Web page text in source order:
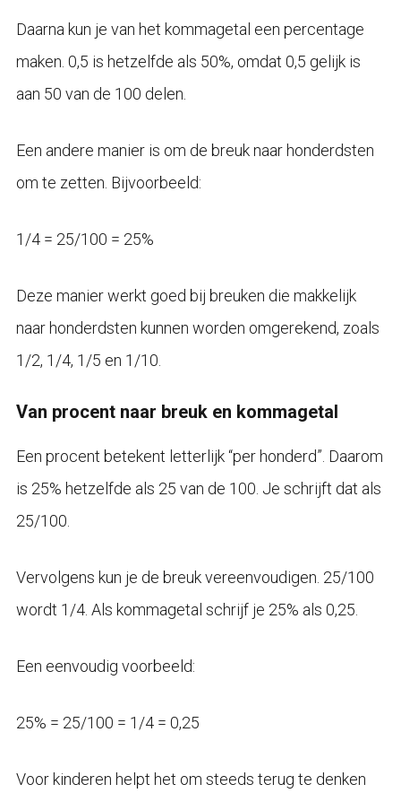
Daarna kun je van het kommagetal een percentage
maken. 0,5 is hetzelfde als 50%, omdat 0,5 gelijk is
aan 50 van de 100 delen.
Een andere manier is om de breuk naar honderdsten
om te zetten. Bijvoorbeeld:
1/4 = 25/100 = 25%
Deze manier werkt goed bij breuken die makkelijk
naar honderdsten kunnen worden omgerekend, zoals
1/2, 1/4, 1/5 en 1/10.
Van procent naar breuk en kommagetal
Een procent betekent letterlijk “per honderd”. Daarom
is 25% hetzelfde als 25 van de 100. Je schrijft dat als
25/100.
Vervolgens kun je de breuk vereenvoudigen. 25/100
wordt 1/4. Als kommagetal schrijf je 25% als 0,25.
Een eenvoudig voorbeeld:
25% = 25/100 = 1/4 = 0,25
Voor kinderen helpt het om steeds terug te denken